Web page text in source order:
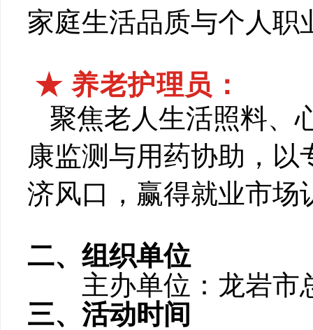
家庭生活品质与个人职
★ 养老护理员：
聚焦老人生活照料、
康监测与用药协助，
济风口，赢得就业市场
二、组织单位
主办单位：龙岩市
三、活动时间